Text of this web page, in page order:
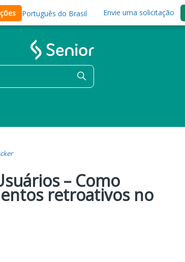
Português do Brasil Envie uma solicitação
– Como
retroativos no